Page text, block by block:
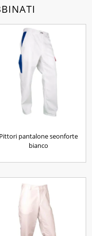
Pittori pantalone seonforte
bianco